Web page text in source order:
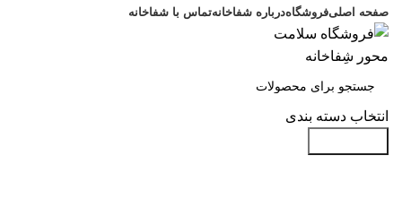
صفحه اصلیفروشگاهدرباره شفاخانهتماس با شفاخانه
انتخاب دسته بندی